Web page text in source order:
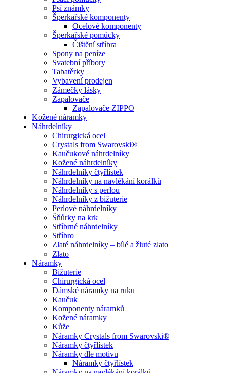
Psí známky
Šperkařské komponenty
Ocelové komponenty
Šperkařské pomůcky
Čištění stříbra
Spony na peníze
Svatební příbory
Tabatěrky
Vybavení prodejen
Zámečky lásky
Zapalovače
Zapalovače ZIPPO
Kožené náramky
Náhrdelníky
Chirurgická ocel
Crystals from Swarovski®
Kaučukové náhrdelníky
Kožené náhrdelníky
Náhrdelníky čtyřlístek
Náhrdelníky na navlékání korálků
Náhrdelníky s perlou
Náhrdelníky z bižuterie
Perlové náhrdelníky
Šňůrky na krk
Stříbrné náhrdelníky
Stříbro
Zlaté náhrdelníky – bílé a žluté zlato
Zlato
Náramky
Bižuterie
Chirurgická ocel
Dámské náramky na ruku
Kaučuk
Komponenty náramků
Kožené náramky
Kůže
Náramky Crystals from Swarovski®
Náramky čtyřlístek
Náramky dle motivu
Náramky čtyřlístek